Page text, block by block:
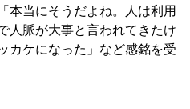
本当にそうだよね。人は利用
人脈が大事と言われてきたけ
カケになった」など感銘を受